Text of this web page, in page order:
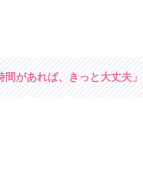
があれば、きっと大丈夫」